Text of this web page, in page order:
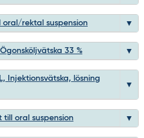
oral/rektal suspension
33 %
Injektionsvätska, lösning
oral suspension